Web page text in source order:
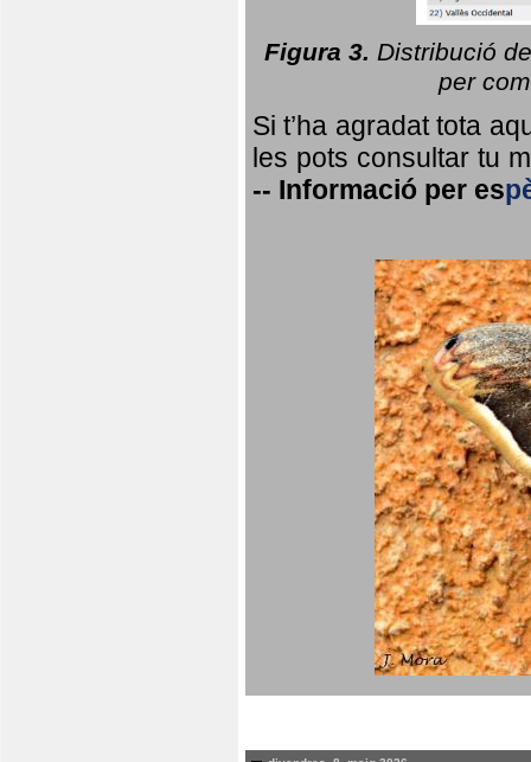
Figura 3. Distribució
per
Si t’ha agradat tota
les pots consultar tu
-- Informació per es